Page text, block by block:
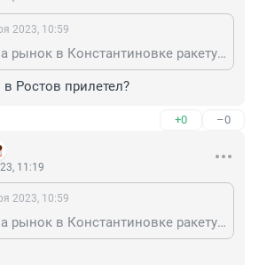
2023, 10:59
ВСУ скинули на рынок в Константиновке ракету AGM-88 HARM. А так ничего.
Ростов прилетел?
+0 –0
11:19
2023, 10:59
ВСУ скинули на рынок в Константиновке ракету AGM-88 HARM. А так ничего.